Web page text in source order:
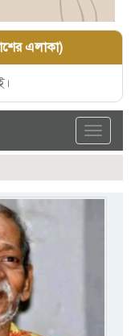
এলাকা)
Toggle